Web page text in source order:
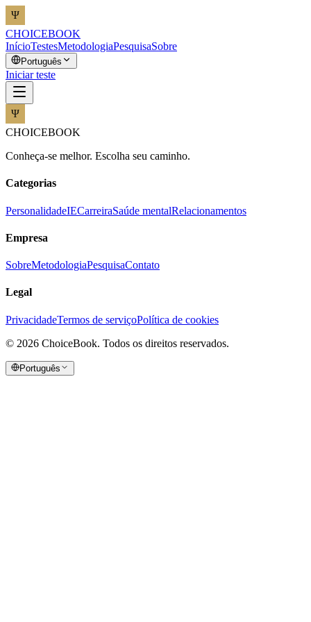
CHOICEBOOK
InícioTestesMetodologiaPesquisaSobre
Português
Iniciar teste
CHOICEBOOK
Conheça-se melhor. Escolha seu caminho.
Categorias
PersonalidadeIECarreiraSaúde mentalRelacionamentos
Empresa
SobreMetodologiaPesquisaContato
Legal
PrivacidadeTermos de serviçoPolítica de cookies
© 2026 ChoiceBook. Todos os direitos reservados.
Português